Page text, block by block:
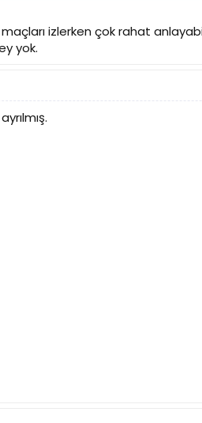
izlerken çok rahat
yok.